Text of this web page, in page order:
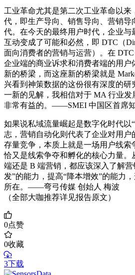
工业革命尤其是第二次工业革命以来
代，即生产导向、销售导向、营销导
代。在今天的最终用户时代，企业与
互动变成了可能和必然，即 DTC（
面向消费者的营销与运营）。在
企业端的商业诉求和消费者端的用户
新的桥梁，而这座新的桥梁就是
兴看到神策数据的这份很有深度的研
一新的见解，我相信对于 MA 行业发
非常有益的。——SMEI 中国区首席
如果说私域流量崛起是数字化时代以
志，营销自动化则代表了企业对用户
存量竞争，本质上就是一场用户线索
恰又是线索争夺和孵化的核心力量。
端还是 B 端营销，都应该深入了解
发”的能力，提高“降本增效”的能力
所在。——弯弓传媒 创始人 梅波
（全部大咖推荐详见报告原文）
0点赞
0收藏
3下载